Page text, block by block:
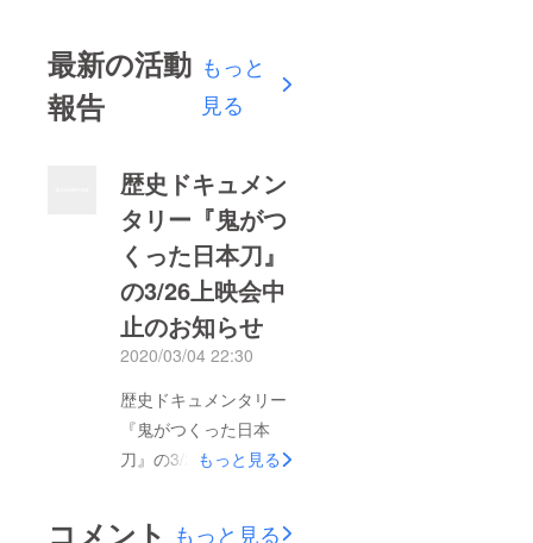
最新の活動
報告
もっと
見る
歴史ドキュメン
タリー『鬼がつ
くった日本刀』
の3/26上映会中
止のお知らせ
2020/03/04 22:30
歴史ドキュメンタリー
『鬼がつくった日本
刀』の3/26上映会中止
大和市が上記映像の上
もっと見る
コメント もっと見る